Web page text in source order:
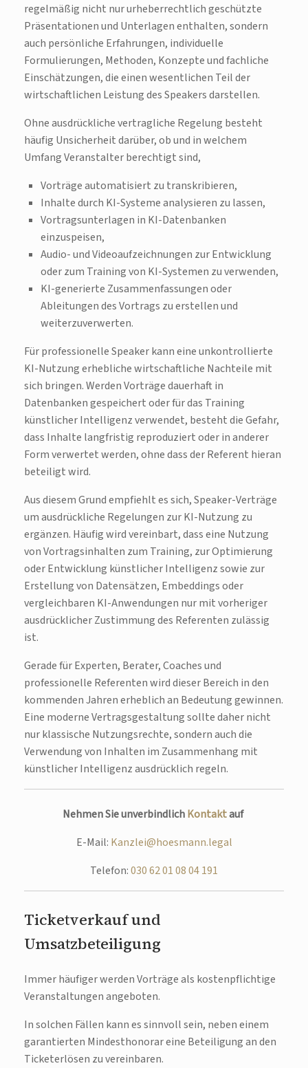
regelmäßig nicht nur urheberrechtlich geschützte
Präsentationen und Unterlagen enthalten, sondern
auch persönliche Erfahrungen, individuelle
Formulierungen, Methoden, Konzepte und fachliche
Einschätzungen, die einen wesentlichen Teil der
wirtschaftlichen Leistung des Speakers darstellen.
Ohne ausdrückliche vertragliche Regelung besteht
häufig Unsicherheit darüber, ob und in welchem
Umfang Veranstalter berechtigt sind,
Vorträge automatisiert zu transkribieren,
Inhalte durch KI-Systeme analysieren zu lassen,
Vortragsunterlagen in KI-Datenbanken
einzuspeisen,
Audio- und Videoaufzeichnungen zur Entwicklung
oder zum Training von KI-Systemen zu verwenden,
KI-generierte Zusammenfassungen oder
Ableitungen des Vortrags zu erstellen und
weiterzuverwerten.
Für professionelle Speaker kann eine unkontrollierte
KI-Nutzung erhebliche wirtschaftliche Nachteile mit
sich bringen. Werden Vorträge dauerhaft in
Datenbanken gespeichert oder für das Training
künstlicher Intelligenz verwendet, besteht die Gefahr,
dass Inhalte langfristig reproduziert oder in anderer
Form verwertet werden, ohne dass der Referent hieran
beteiligt wird.
Aus diesem Grund empfiehlt es sich, Speaker-Verträge
um ausdrückliche Regelungen zur KI-Nutzung zu
ergänzen. Häufig wird vereinbart, dass eine Nutzung
von Vortragsinhalten zum Training, zur Optimierung
oder Entwicklung künstlicher Intelligenz sowie zur
Erstellung von Datensätzen, Embeddings oder
vergleichbaren KI-Anwendungen nur mit vorheriger
ausdrücklicher Zustimmung des Referenten zulässig
ist.
Gerade für Experten, Berater, Coaches und
professionelle Referenten wird dieser Bereich in den
kommenden Jahren erheblich an Bedeutung gewinnen.
Eine moderne Vertragsgestaltung sollte daher nicht
nur klassische Nutzungsrechte, sondern auch die
Verwendung von Inhalten im Zusammenhang mit
künstlicher Intelligenz ausdrücklich regeln.
Nehmen Sie unverbindlichKontaktauf
E-Mail: Kanzlei@hoesmann.legal
Telefon:030 62 01 08 04 191
Ticketverkauf und
Umsatzbeteiligung
Immer häufiger werden Vorträge als kostenpflichtige
Veranstaltungen angeboten.
In solchen Fällen kann es sinnvoll sein, neben einem
garantierten Mindesthonorar eine Beteiligung an den
Ticketerlösen zu vereinbaren.